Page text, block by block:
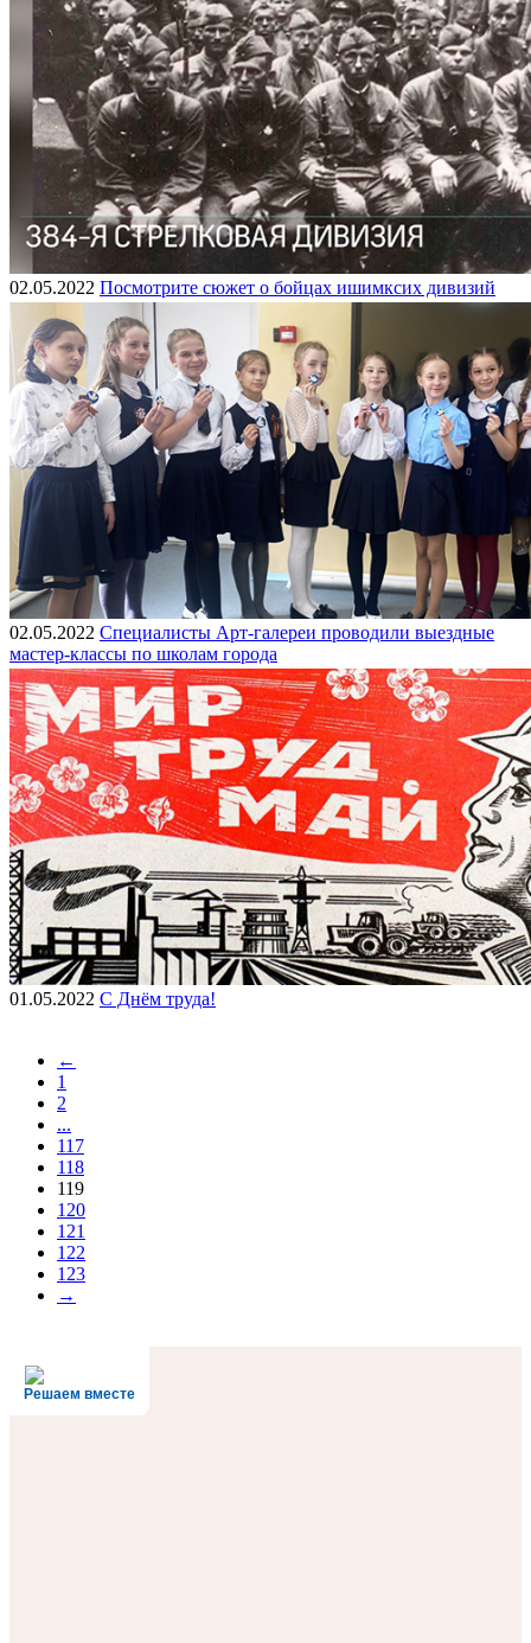
02.05.2022 Посмотрите сюжет о бойцах ишимксих дивизий
02.05.2022 Специалисты Арт-галереи проводили выездные
мастер-классы по школам города
01.05.2022 С Днём труда!
←
1
2
...
117
118
119
120
121
122
123
→
Решаем вместе